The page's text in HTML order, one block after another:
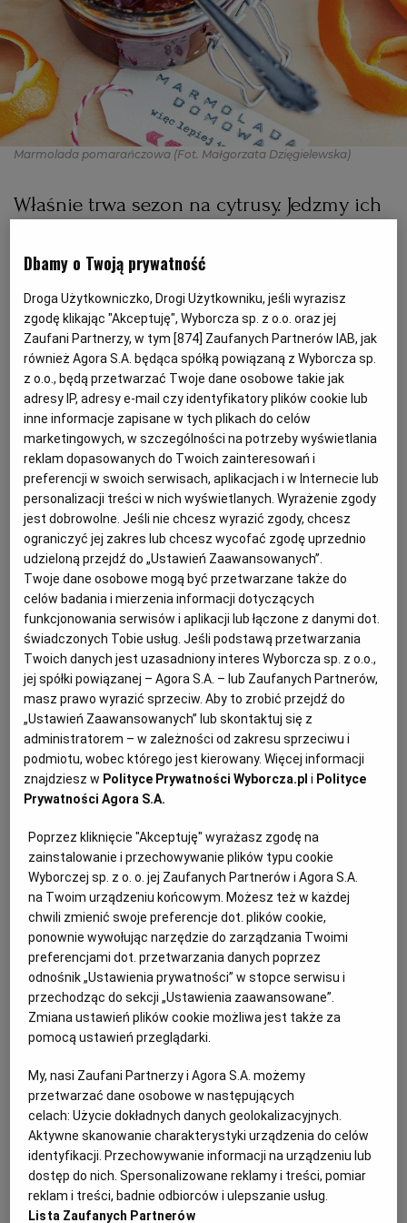
NAPOJE
SAŁATKI
MAKARONY
DRÓB
MIĘSA
RYBY
PRZEKĄSKI
DOMOWE PRZETWORY
SOST, DIPY I INNE DODATKI
DOMOWE PRZYJĘCIE
GRILL
KUCHNIA CHIŃSKA
KUCHNIA TAJSKA
KUCHNIA GRECKA
KUCHNIA PORTUGALSKA
KUCHNIA FRANCUSKA
KUCHNIA AMERYKAŃSKA
KUCHNIA POLSKA
KUCHNIA MEKSYKAŃSKA
KUCHNIA INDYJSKA
KUCHNIA HISZPAŃSKA
KUCHNIA NIEMIECKA
ZAKUPY
SPRZĘT KUCHENNY
FIT PRZEPISY
WEGE
WEGAN
BEZ GLUTENU
PODRÓŻE KULINARNE
HISTORIE KULINARNE
FELIETONY KULINARNE
KSIĄŻKI KULINARNE
SZEF KUCHNI
NASZE SERWISY
SERWISY LOKALNE
BIAŁYSTOK
BIELSKO-BIAŁA
BYDGOSZCZ
CZĘSTOCHOWA
ELBLĄG
GLIWICE
GORZÓW WIELKOPOLSKI
KALISZ
KATOWICE
KIELCE
KOSZALIN
KRAKÓW
ŁÓDŹ
OLSZTYN
OPOLE
PŁOCK
POZNAŃ
RADOM
RYBNIK
WYBORCZA.PL
MAGAZYNY
DUŻY FORMAT
WOLNA SOBOTA
ALE HISTORIA
WYBORCZA TV I VOD
TYLKO ZDROWIE
KSIĄŻKI. MAGAZYN DO CZYTANIA
NASZA EUROPA
SŁÓWKA. MAGAZYN O JĘZYKU
WYBORCZA CLASSIC
WYBORCZA.BIZ
WYSOKIE OBCASY
BIQDATA
JUTRONAUCI
ARCHIWUM
INNE SERWISY
GAZETA.PL
TOK FM
SPORT.PL
KULTURALNYSKLEP.PL
DZIECKO
ZDROWIE
POGODA
PODRÓŻE
WIDEO
FORUM
Marmolada pomarańczowa (Fot. Małgorzata Dzięgielewska)
Właśnie trwa sezon na cytrusy. Jedzmy ich
cytrusowe zapasy, np. pomarańczową
Na kilka małych słoiczków
Przygotowanie i smażenie: 3-4 godziny rozłożone na
dwa dni
Marmolada pomarańczowa – składniki:
6-7 dużych pomarańczy (ok. 1,2 kg)
szczypta soli
500 ml wody
500-800 g cukru
łyżka koniaku (opcjonalnie)
Jak zrobić marmoladę z pomarańczy:
1. Pomarańcze szorujemy, przelewamy wrzątkiem,
kroimy na połówki.
Dbamy o Twoją prywatność
Droga Użytkowniczko, Drogi Użytkowniku, jeśli wyrazisz
zgodę klikając "Akceptuję", Wyborcza sp. z o.o. oraz jej
Zaufani Partnerzy, w tym [874] Zaufanych Partnerów IAB, jak
również Agora S.A. będąca spółką powiązaną z Wyborcza sp.
z o.o., będą przetwarzać Twoje dane osobowe takie jak
adresy IP, adresy e-mail czy identyfikatory plików cookie lub
inne informacje zapisane w tych plikach do celów
marketingowych, w szczególności na potrzeby wyświetlania
reklam dopasowanych do Twoich zainteresowań i
preferencji w swoich serwisach, aplikacjach i w Internecie lub
personalizacji treści w nich wyświetlanych. Wyrażenie zgody
jest dobrowolne. Jeśli nie chcesz wyrazić zgody, chcesz
ograniczyć jej zakres lub chcesz wycofać zgodę uprzednio
udzieloną przejdź do „Ustawień Zaawansowanych”.
Twoje dane osobowe mogą być przetwarzane także do
celów badania i mierzenia informacji dotyczących
funkcjonowania serwisów i aplikacji lub łączone z danymi dot.
świadczonych Tobie usług. Jeśli podstawą przetwarzania
Twoich danych jest uzasadniony interes Wyborcza sp. z o.o.,
jej spółki powiązanej – Agora S.A. – lub Zaufanych Partnerów,
masz prawo wyrazić sprzeciw. Aby to zrobić przejdź do
„Ustawień Zaawansowanych” lub skontaktuj się z
administratorem – w zależności od zakresu sprzeciwu i
podmiotu, wobec którego jest kierowany. Więcej informacji
znajdziesz w Polityce Prywatności Wyborcza.pl i Polityce
Prywatności Agora S.A.
Poprzez kliknięcie "Akceptuję" wyrażasz zgodę na
zainstalowanie i przechowywanie plików typu cookie
Wyborczej sp. z o. o. jej Zaufanych Partnerów i Agora S.A.
na Twoim urządzeniu końcowym. Możesz też w każdej
chwili zmienić swoje preferencje dot. plików cookie,
ponownie wywołując narzędzie do zarządzania Twoimi
preferencjami dot. przetwarzania danych poprzez
odnośnik „Ustawienia prywatności” w stopce serwisu i
przechodząc do sekcji „Ustawienia zaawansowane”.
Zmiana ustawień plików cookie możliwa jest także za
pomocą ustawień przeglądarki.
My, nasi Zaufani Partnerzy i Agora S.A. możemy
przetwarzać dane osobowe w następujących
celach:Użycie dokładnych danych geolokalizacyjnych.
Aktywne skanowanie charakterystyki urządzenia do celów
identyfikacji. Przechowywanie informacji na urządzeniu lub
dostęp do nich. Spersonalizowane reklamy i treści, pomiar
reklam i treści, badnie odbiorców i ulepszanie usług.
Lista Zaufanych Partnerów